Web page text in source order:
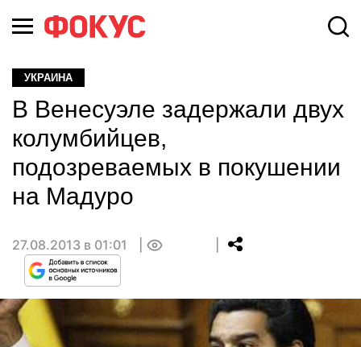
УКРАИНА
В Венесуэле задержали двух
колумбийцев,
подозреваемых в покушении
на Мадуро
27.08.2013 в 01:01